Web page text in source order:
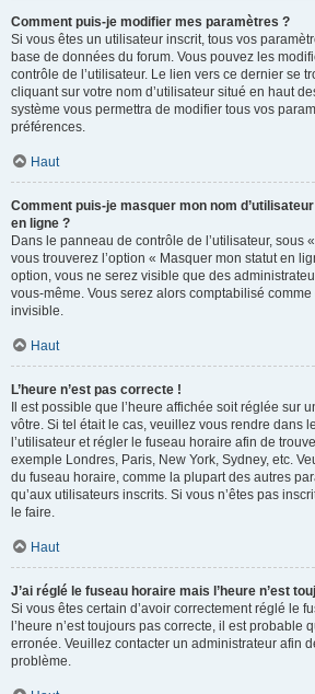
Comment puis-je modifier mes paramètres ?
Si vous êtes un utilisateur inscrit, tous vos
base de données du forum. Vous pouvez les
contrôle de l’utilisateur. Le lien vers ce dernier se
cliquant sur votre nom d’utilisateur situé en haut
système vous permettra de modifier tous vos
préférences.
Haut
Comment puis-je masquer mon nom
en ligne ?
Dans le panneau de contrôle de l’utilisateur, sous
vous trouverez l’option « Masquer mon statut en
option, vous ne serez visible que des
vous-même. Vous serez alors comptabilisé
invisible.
Haut
L’heure n’est pas correcte !
Il est possible que l’heure affichée soit réglée sur
vôtre. Si tel était le cas, veuillez vous rendre dans
l’utilisateur et régler le fuseau horaire afin de
exemple Londres, Paris, New York, Sydney, etc.
du fuseau horaire, comme la plupart des autres
qu’aux utilisateurs inscrits. Si vous n’êtes pas
le faire.
Haut
J’ai réglé le fuseau horaire mais l’heure n’est
Si vous êtes certain d’avoir correctement réglé le
l’heure n’est toujours pas correcte, il est probable
erronée. Veuillez contacter un administrateur afin
problème.